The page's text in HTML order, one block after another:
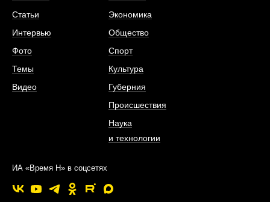
Статьи
Интервью
Фото
Темы
Видео
Экономика
Общество
Спорт
Культура
Губерния
Происшествия
Наука
и технологии
ИА «Время Н» в соцсетях